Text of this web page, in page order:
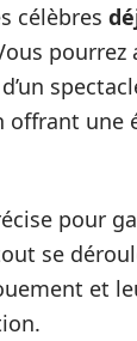
célèbres
une
pour
se
et